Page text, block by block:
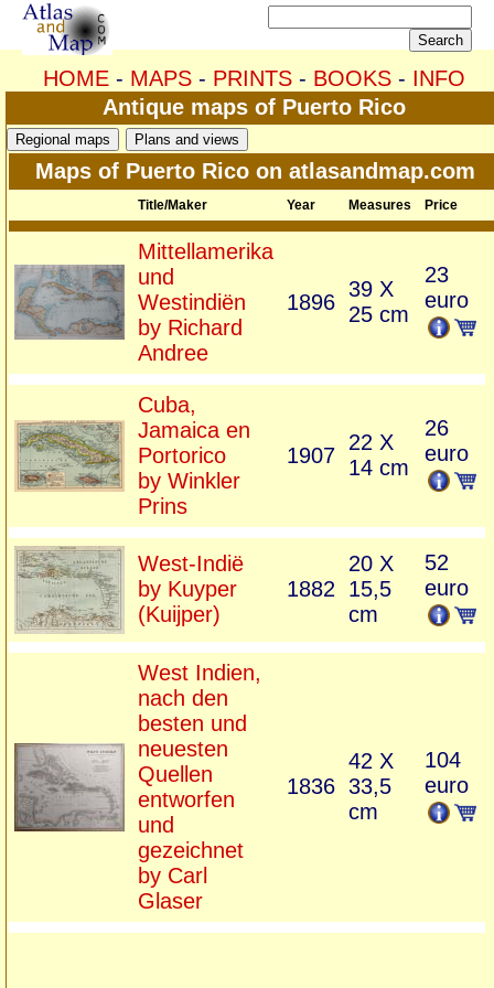
HOME - MAPS - PRINTS - BOOKS - INFO
Antique maps of Puerto Rico
Maps of Puerto Rico on atlasandmap.com
Title/Maker Year Measures Price
Mittellamerika
und
Westindiën
by Richard
Andree
1896
39 X
25 cm
23
euro
Cuba,
Jamaica en
Portorico
by Winkler
Prins
1907
22 X
14 cm
26
euro
West-Indië
by Kuyper
(Kuijper)
1882
20 X
15,5
cm
52
euro
West Indien,
nach den
besten und
neuesten
Quellen
entworfen
und
gezeichnet
by Carl
Glaser
1836
42 X
33,5
cm
104
euro